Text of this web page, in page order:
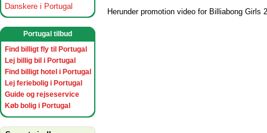
Danskere i Portugal
Portugal tilbud
Find billigt fly til Portugal
Lej billig bil i Portugal
Find billigt hotel i Portugal
Lej feriebolig i Portugal
Guide og rejseservice
Køb bolig i Portugal
Herunder promotion video for Billiabong Girls